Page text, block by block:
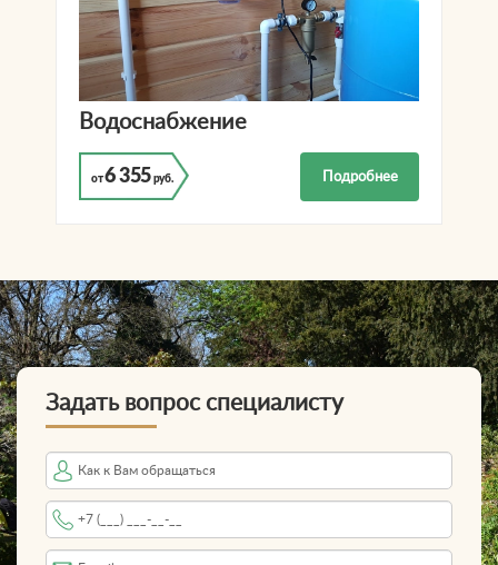
Водоснабжение
от6 355 руб. Подробнее
Задать вопрос специалисту
Имя
Телефон*